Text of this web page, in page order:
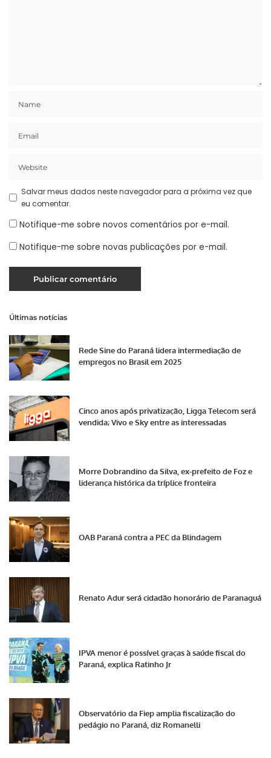
Salvar meus dados neste navegador para a próxima vez que
eu comentar.
Notifique-me sobre novos comentários por e-mail.
Notifique-me sobre novas publicações por e-mail.
Últimas notícias
Rede Sine do Paraná lidera intermediação de
empregos no Brasil em 2025
Cinco anos após privatização, Ligga Telecom será
vendida; Vivo e Sky entre as interessadas
Morre Dobrandino da Silva, ex-prefeito de Foz e
liderança histórica da tríplice fronteira
OAB Paraná contra a PEC da Blindagem
Renato Adur será cidadão honorário de Paranaguá
IPVA menor é possível graças à saúde fiscal do
Paraná, explica Ratinho Jr
Observatório da Fiep amplia fiscalização do
pedágio no Paraná, diz Romanelli